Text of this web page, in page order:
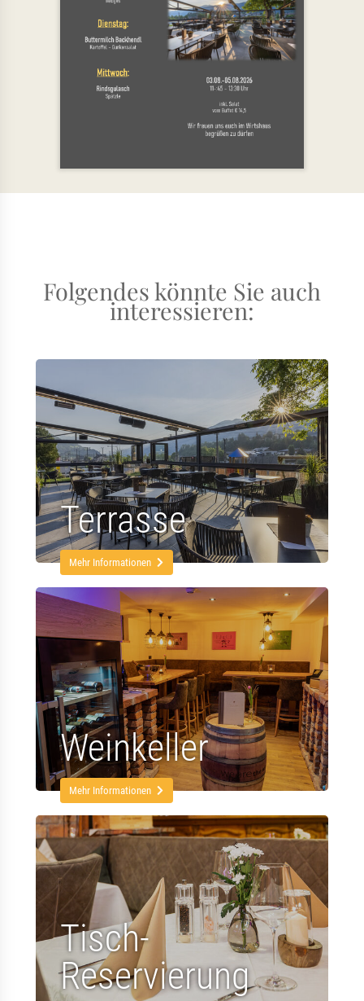
Folgendes könnte Sie auch
interessieren:
Terrasse
Mehr Informationen
Weinkeller
Mehr Informationen
Tisch-
Reservierung